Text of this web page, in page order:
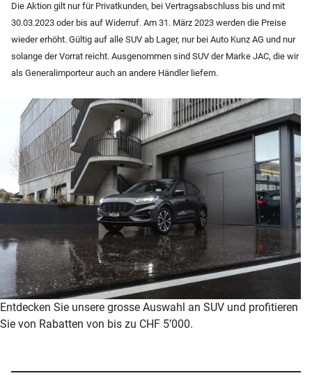
Die Aktion gilt nur für Privatkunden, bei Vertragsabschluss bis und mit
30.03.2023 oder bis auf Widerruf. Am 31. März 2023 werden die Preise
wieder erhöht. Gültig auf alle SUV ab Lager, nur bei Auto Kunz AG und nur
solange der Vorrat reicht. Ausgenommen sind SUV der Marke JAC, die wir
als Generalimporteur auch an andere Händler liefern.
Entdecken Sie unsere grosse Auswahl an SUV und profitieren
Sie von Rabatten von bis zu CHF 5’000.